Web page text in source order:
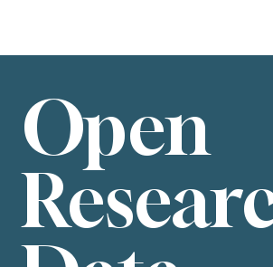
Open